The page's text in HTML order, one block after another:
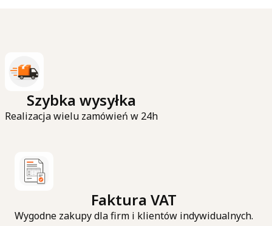
Szybka wysyłka
Realizacja wielu zamówień w 24h
Faktura VAT
Wygodne zakupy dla firm i klientów indywidualnych.